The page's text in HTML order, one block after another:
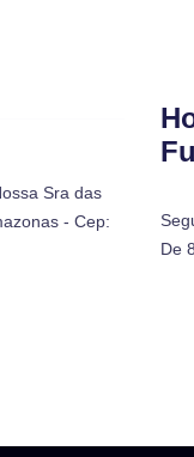
Sra das
- Cep:
De